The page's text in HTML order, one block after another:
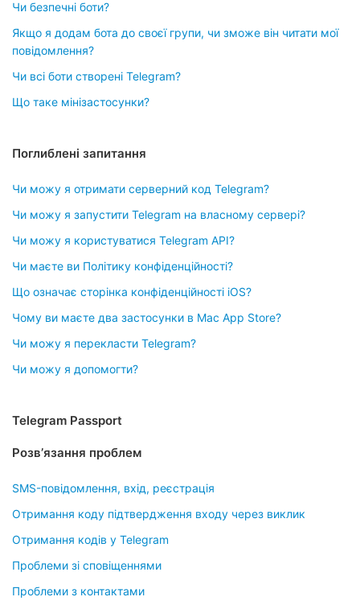
Чи безпечні боти?
Якщо я додам бота до своєї групи, чи зможе він читати мої
повідомлення?
Чи всі боти створені Telegram?
Що таке мінізастосунки?
Поглиблені запитання
Чи можу я отримати серверний код Telegram?
Чи можу я запустити Telegram на власному сервері?
Чи можу я користуватися Telegram API?
Чи маєте ви Політику конфіденційності?
Що означає сторінка конфіденційності iOS?
Чому ви маєте два застосунки в Mac App Store?
Чи можу я перекласти Telegram?
Чи можу я допомогти?
Telegram Passport
Розвʼязання проблем
SMS-повідомлення, вхід, реєстрація
Отримання коду підтвердження входу через виклик
Отримання кодів у Telegram
Проблеми зі сповіщеннями
Проблеми з контактами